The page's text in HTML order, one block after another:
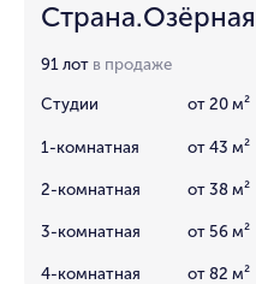
Страна.Озёрная
91 лот в продаже
Студии от 20 м²
1-комнатная от 43 м²
2-комнатная от 38 м²
3-комнатная от 56 м²
4-комнатная от 82 м²